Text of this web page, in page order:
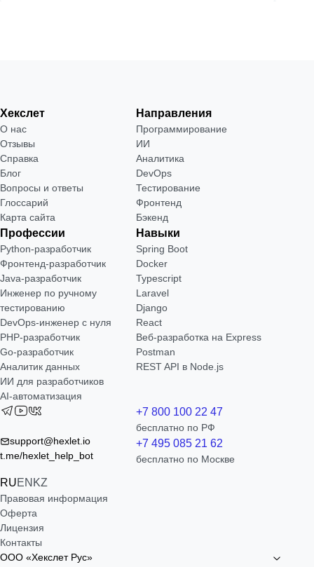
Хекслет
О нас
Отзывы
Справка
Блог
Вопросы и ответы
Глоссарий
Карта сайта
Направления
Программирование
ИИ
Аналитика
DevOps
Тестирование
Фронтенд
Бэкенд
Профессии
Python-разработчик
Фронтенд-разработчик
Java-разработчик
Инженер по ручному
тестированию
DevOps-инженер с нуля
РНР-разработчик
Go-разработчик
Аналитик данных
ИИ для разработчиков
AI-автоматизация
Навыки
Spring Boot
Docker
Typescript
Laravel
Django
React
Веб-разработка на Express
Postman
REST API в Node.js
support@hexlet.io
t.me/hexlet_help_bot
RUEN KZ
+7 800 100 22 47
бесплатно по РФ
+7 495 085 21 62
бесплатно по Москве
Правовая информация
Оферта
Лицензия
Контакты
ООО «Хекслет Рус»